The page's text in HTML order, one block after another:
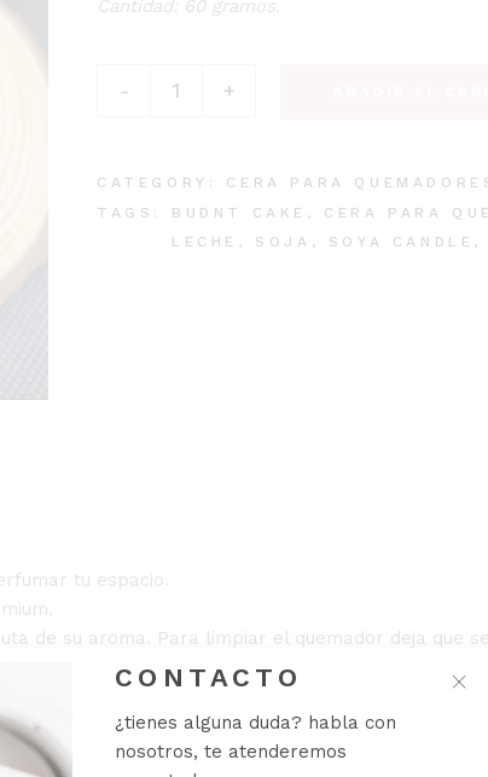
Cantidad: 60 gramos.
- +
CATEGORY:
CERA PARA
TAGS:
BUDNT CAKE , CERA PARA
LECHE , SOJA , SOYA CANDLE ,
tu espacio.
de su aroma. Para limpiar el quemador deja que
de soja biodegradable y renovable,
CONTACTO
¿tienes alguna duda? habla con
nosotros, te atenderemos